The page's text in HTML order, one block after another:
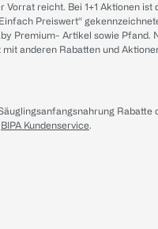
reicht. Bei 1+1 Aktionen ist
Preiswert“
Premium- Artikel sowie
anderen Rabatten und
BIPA Kundenservice.